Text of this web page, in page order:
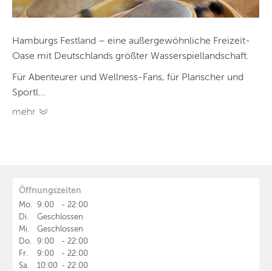
Hamburgs Festland – eine außergewöhnliche Freizeit-
Oase mit Deutschlands größter Wasserspiellandschaft.
Für Abenteurer und Wellness-Fans, für Planscher und
Sportl...
mehr
Öffnungszeiten
Mo. 9:00 - 22:00
Di.
Geschlossen
Mi.
Geschlossen
Do.
9:00 - 22:00
Fr.
9:00 - 22:00
Sa.
10:00 - 22:00